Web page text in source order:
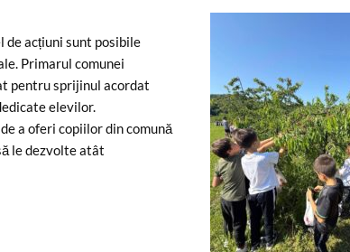
de acțiuni sunt posibile
Primarul comunei
pentru sprijinul acordat
elevilor.
a oferi copiilor din comună
le dezvolte atât